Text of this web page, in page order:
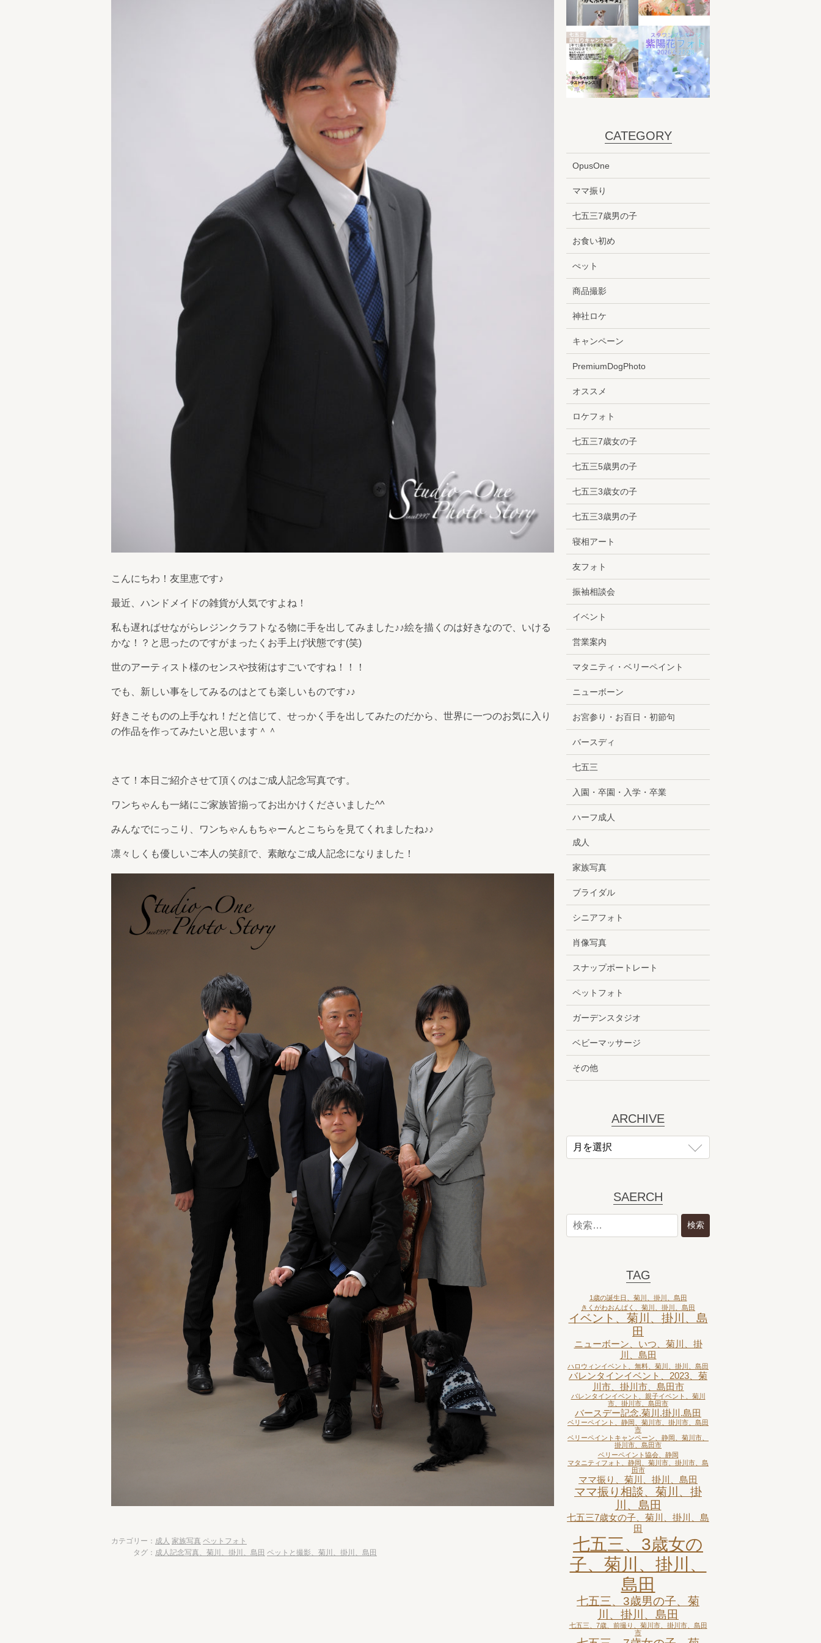
こんにちわ！友里恵です♪
最近、ハンドメイドの雑貨が人気ですよね！
私も遅ればせながらレジンクラフトなる物に手を出してみました♪♪絵を描くのは好きなので、いける
かな！？と思ったのですがまったくお手上げ状態です(笑)
世のアーティスト様のセンスや技術はすごいですね！！！
でも、新しい事をしてみるのはとても楽しいものです♪♪
好きこそものの上手なれ！だと信じて、せっかく手を出してみたのだから、世界に一つのお気に入り
の作品を作ってみたいと思います＾＾
さて！本日ご紹介させて頂くのはご成人記念写真です。
ワンちゃんも一緒にご家族皆揃ってお出かけくださいました^^
みんなでにっこり、ワンちゃんもちゃーんとこちらを見てくれましたね♪♪
凛々しくも優しいご本人の笑顔で、素敵なご成人記念になりました！
カテゴリー： 成人 家族写真 ペットフォト
タグ： 成人記念写真、菊川、掛川、島田 ペットと撮影、菊川、掛川、島田
CATEGORY
OpusOne
ママ振り
七五三7歳男の子
お食い初め
ぺット
商品撮影
神社ロケ
キャンペーン
PremiumDogPhoto
オススメ
ロケフォト
七五三7歳女の子
七五三5歳男の子
七五三3歳女の子
七五三3歳男の子
寝相アート
友フォト
振袖相談会
イベント
営業案内
マタニティ・ベリーペイント
ニューボーン
お宮参り・お百日・初節句
バースディ
七五三
入園・卒園・入学・卒業
ハーフ成人
成人
家族写真
ブライダル
シニアフォト
肖像写真
スナップポートレート
ペットフォト
ガーデンスタジオ
ベビーマッサージ
その他
ARCHIVE
SAERCH
TAG
1歳の誕生日、菊川、掛川、島田
きくがわおんぱく、菊川、掛川、島田
イベント、菊川、掛川、島
田
ニューボーン、いつ、菊川、掛
川、島田
ハロウィンイベント、無料、菊川、掛川、島田
バレンタインイベント、2023、菊
川市、掛川市、島田市
バレンタインイベント、親子イベント、菊川
市、掛川市、島田市
バースデー記念.菊川.掛川.島田
ベリーペイント、静岡、菊川市、掛川市、島田
市
ベリーペイントキャンペーン、静岡、菊川市、
掛川市、島田市
ベリーペイント協会、静岡
マタニティフォト、静岡、菊川市、掛川市、島
田市
ママ振り、菊川、掛川、島田
ママ振り相談、菊川、掛
川、島田
七五三7歳女の子、菊川、掛川、島
田
七五三、3歳女の
子、菊川、掛川、
島田
七五三、3歳男の子、菊
川、掛川、島田
七五三、7歳、前撮り、菊川市、掛川市、島田
市